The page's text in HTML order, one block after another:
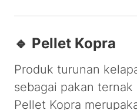
🔹 Pellet Kopra
Produk turunan
sebagai pakan
Pellet Kopra